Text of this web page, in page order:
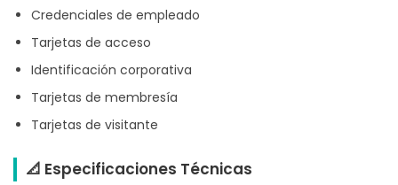
Credenciales de empleado
Tarjetas de acceso
Identificación corporativa
Tarjetas de membresía
Tarjetas de visitante
📐 Especificaciones Técnicas